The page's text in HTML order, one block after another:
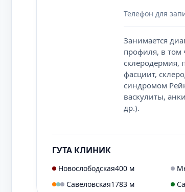
Телефон для
Занимается
профиля, в том
склеродермия,
фасциит,
синдромом
васкулиты,
др.).
ГУТА КЛИНИК
Новослободская400 м
Савеловская1783 м